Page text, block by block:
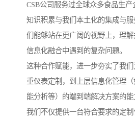
CSB公司服务过全球众多食品生
知识积累与我们本土化的集成与
们能够站在更广阔的视野上，理
信息化融合中遇到的复杂问题。
这种合作赋能，进一步夯实了我
重仪表定制，到上层信息化管理
能分析等）的端到端解决方案的能
我们不仅提供一台符合要求的定